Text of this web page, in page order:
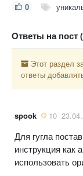
0
Ответы на пост
Этот раздел
ответы
spook 10
Для гугла
инструкция как
использовать